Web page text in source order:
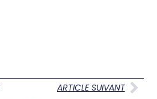
ARTICLE SUIVANT